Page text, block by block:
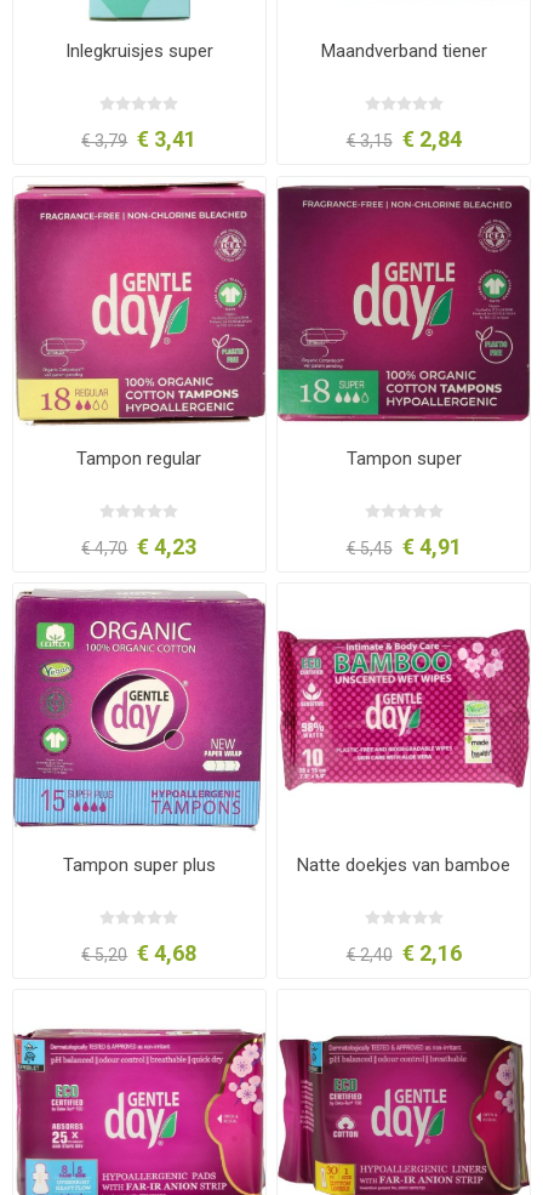
Inlegkruisjes super
€ 3,79 € 3,41
Maandverband tiener
€ 3,15 € 2,84
Tampon regular
€ 4,70 € 4,23
Tampon super
€ 5,45 € 4,91
Tampon super plus
€ 5,20 € 4,68
Natte doekjes van bamboe
€ 2,40 € 2,16